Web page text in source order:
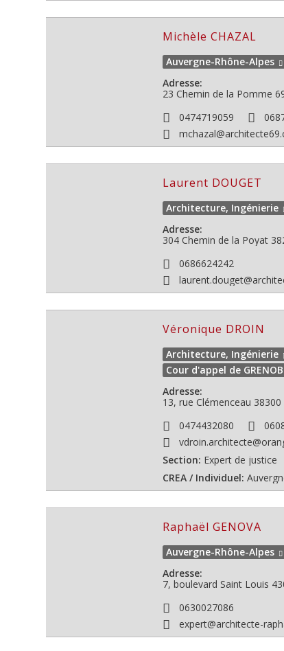
Michèle CHAZAL
Auvergne-Rhône-Alpes
Adresse:
23 Chemin de la Pomme
0474719059
Laurent DOUGET
Architecture, Ingénierie
Adresse:
304 Chemin de la Poyat
0686624242
Véronique DROIN
Architecture, Ingénierie
Cour d'appel de
Adresse:
13, rue Clémenceau 38300
0474432080
Section: Expert de justice
CREA / Individuel:
Raphaël GENOVA
Auvergne-Rhône-Alpes
Adresse:
7, boulevard Saint Louis
0630027086
expert@architecte-